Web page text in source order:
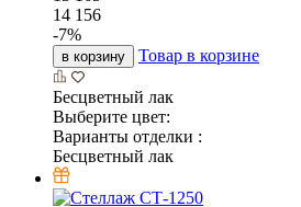
14 156
-7%
в корзину Товар в корзине
Бесцветный лак
Выберите цвет:
Варианты отделки :
Бесцветный лак